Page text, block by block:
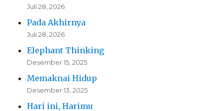
Juli 28, 2026
Pada Akhirnya
Juli 28, 2026
Elephant Thinking
Desember 15, 2025
Memaknai Hidup
Desember 13, 2025
Hari ini, Harimu